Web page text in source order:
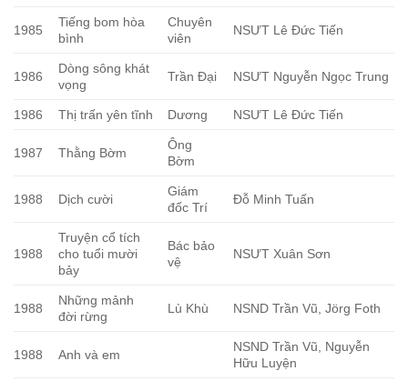
1985
Tiếng bom hòa
bình
Chuyên
viên
NSƯT Lê Đức Tiến
1986
Dòng sông khát
vọng
Trần Đại NSƯT Nguyễn Ngọc Trung
1986 Thị trấn yên tĩnh Dương NSƯT Lê Đức Tiến
1987 Thằng Bờm
Ông
Bờm
1988 Dịch cười
Giám
đốc Trí
Đỗ Minh Tuấn
1988
Truyện cổ tích
cho tuổi mười
bảy
Bác bảo
vệ
NSƯT Xuân Sơn
1988
Những mảnh
đời rừng
Lù Khù NSND Trần Vũ, Jörg Foth
1988 Anh và em
NSND Trần Vũ, Nguyễn
Hữu Luyện